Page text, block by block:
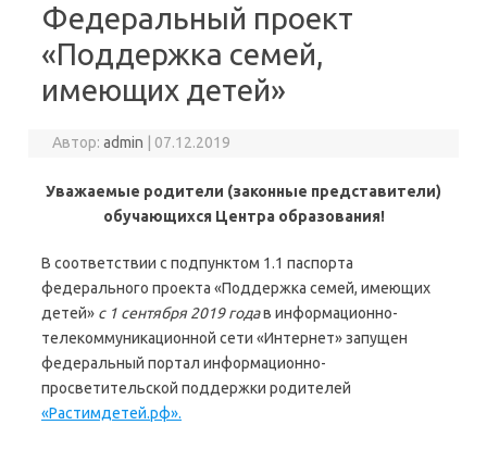
Федеральный проект
«Поддержка семей,
имеющих детей»
Автор:admin 07.12.2019
Уважаемые родители (законные представители)
обучающихся Центра образования!
В соответствии с подпунктом 1.1 паспорта
федерального проекта «Поддержка семей, имеющих
детей» с 1 сентября 2019 годав информационно-
телекоммуникационной сети «Интернет» запущен
федеральный портал информационно-
просветительской поддержки родителей
«Растимдетей.рф».